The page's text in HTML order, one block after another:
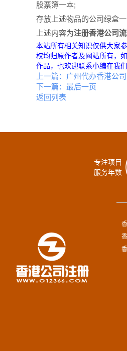
股票簿一本;
存放上述物品的公司绿盒一
上述内容为注册香港公司
本站所有相关知识仅供大家
权均归原作者及网站所有，
作品，也欢迎联系小编在我们
上一篇： 广州代办香港公
下一篇： 最后一页
返回列表
专注项目
服务年数